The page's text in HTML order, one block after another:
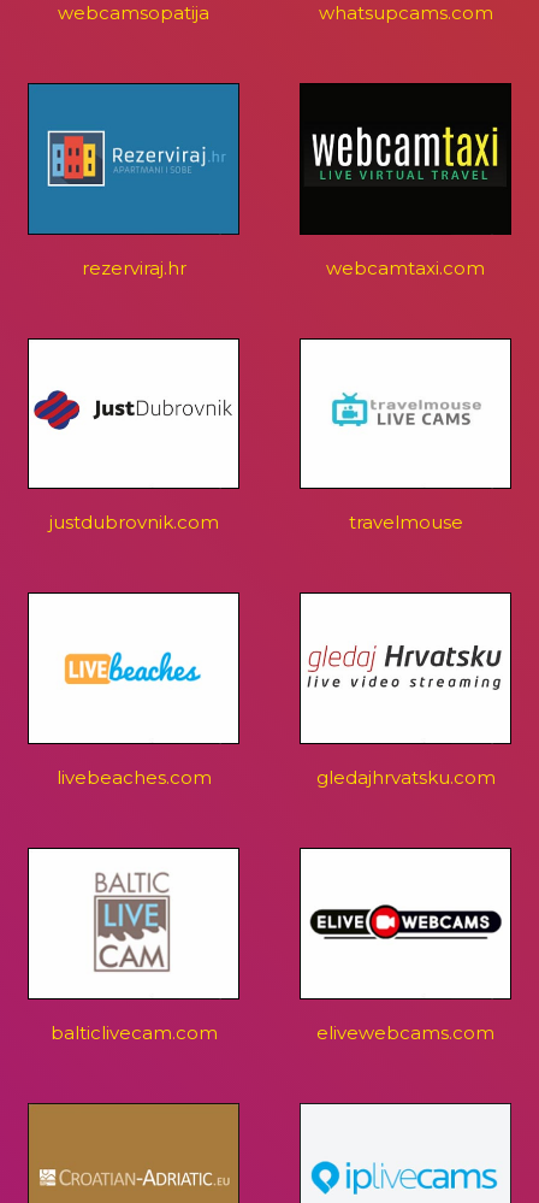
webcamsopatija whatsupcams.com
rezerviraj.hr webcamtaxi.com
justdubrovnik.com travelmouse
livebeaches.com gledajhrvatsku.com
balticlivecam.com elivewebcams.com